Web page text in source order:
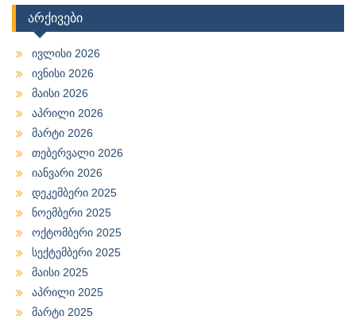
არქივები
ივლისი 2026
ივნისი 2026
მაისი 2026
აპრილი 2026
მარტი 2026
თებერვალი 2026
იანვარი 2026
დეკემბერი 2025
ნოემბერი 2025
ოქტომბერი 2025
სექტემბერი 2025
მაისი 2025
აპრილი 2025
მარტი 2025